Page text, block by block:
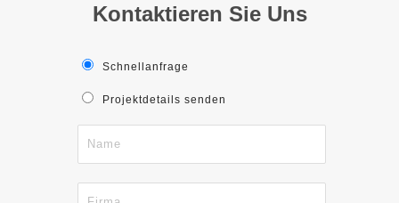
Kontaktieren Sie Uns
Schnellanfrage
Projektdetails senden